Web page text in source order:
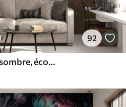
92
bois, texture, fissures, sombre, écorce, surface